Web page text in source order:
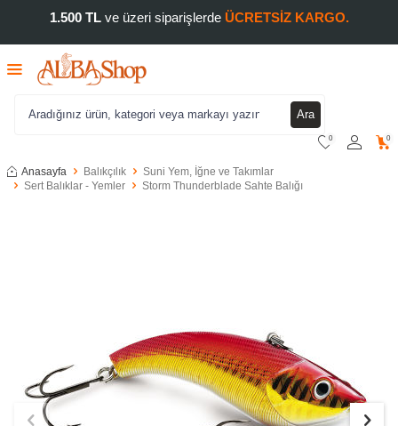
1.500 TLve üzeri siparişlerde ÜCRETSİZ KARGO.
Ara
0 0
Anasayfa Balıkçılık
Suni Yem, İğne ve Takımlar
Sert Balıklar - Yemler
Storm Thunderblade Sahte Balığı